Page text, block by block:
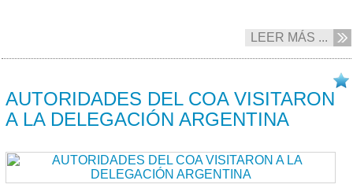
LEER MÁS ...
AUTORIDADES DEL COA VISITARON
A LA DELEGACIÓN ARGENTINA